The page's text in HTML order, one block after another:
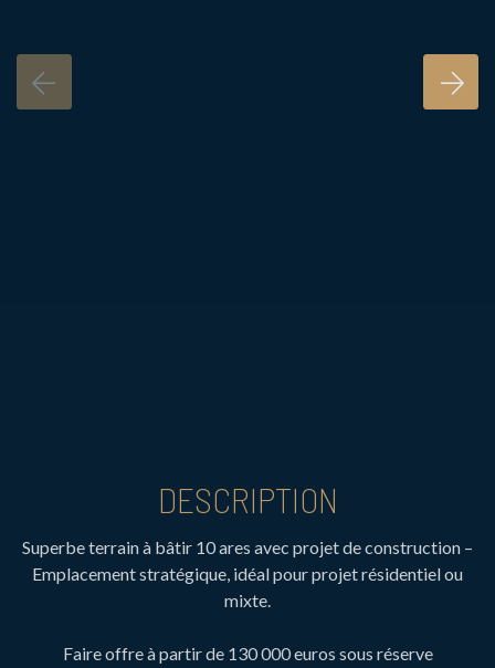
DESCRIPTION
Superbe terrain à bâtir 10 ares avec projet de construction –
Emplacement stratégique, idéal pour projet résidentiel ou
mixte.
Faire offre à partir de 130 000 euros sous réserve